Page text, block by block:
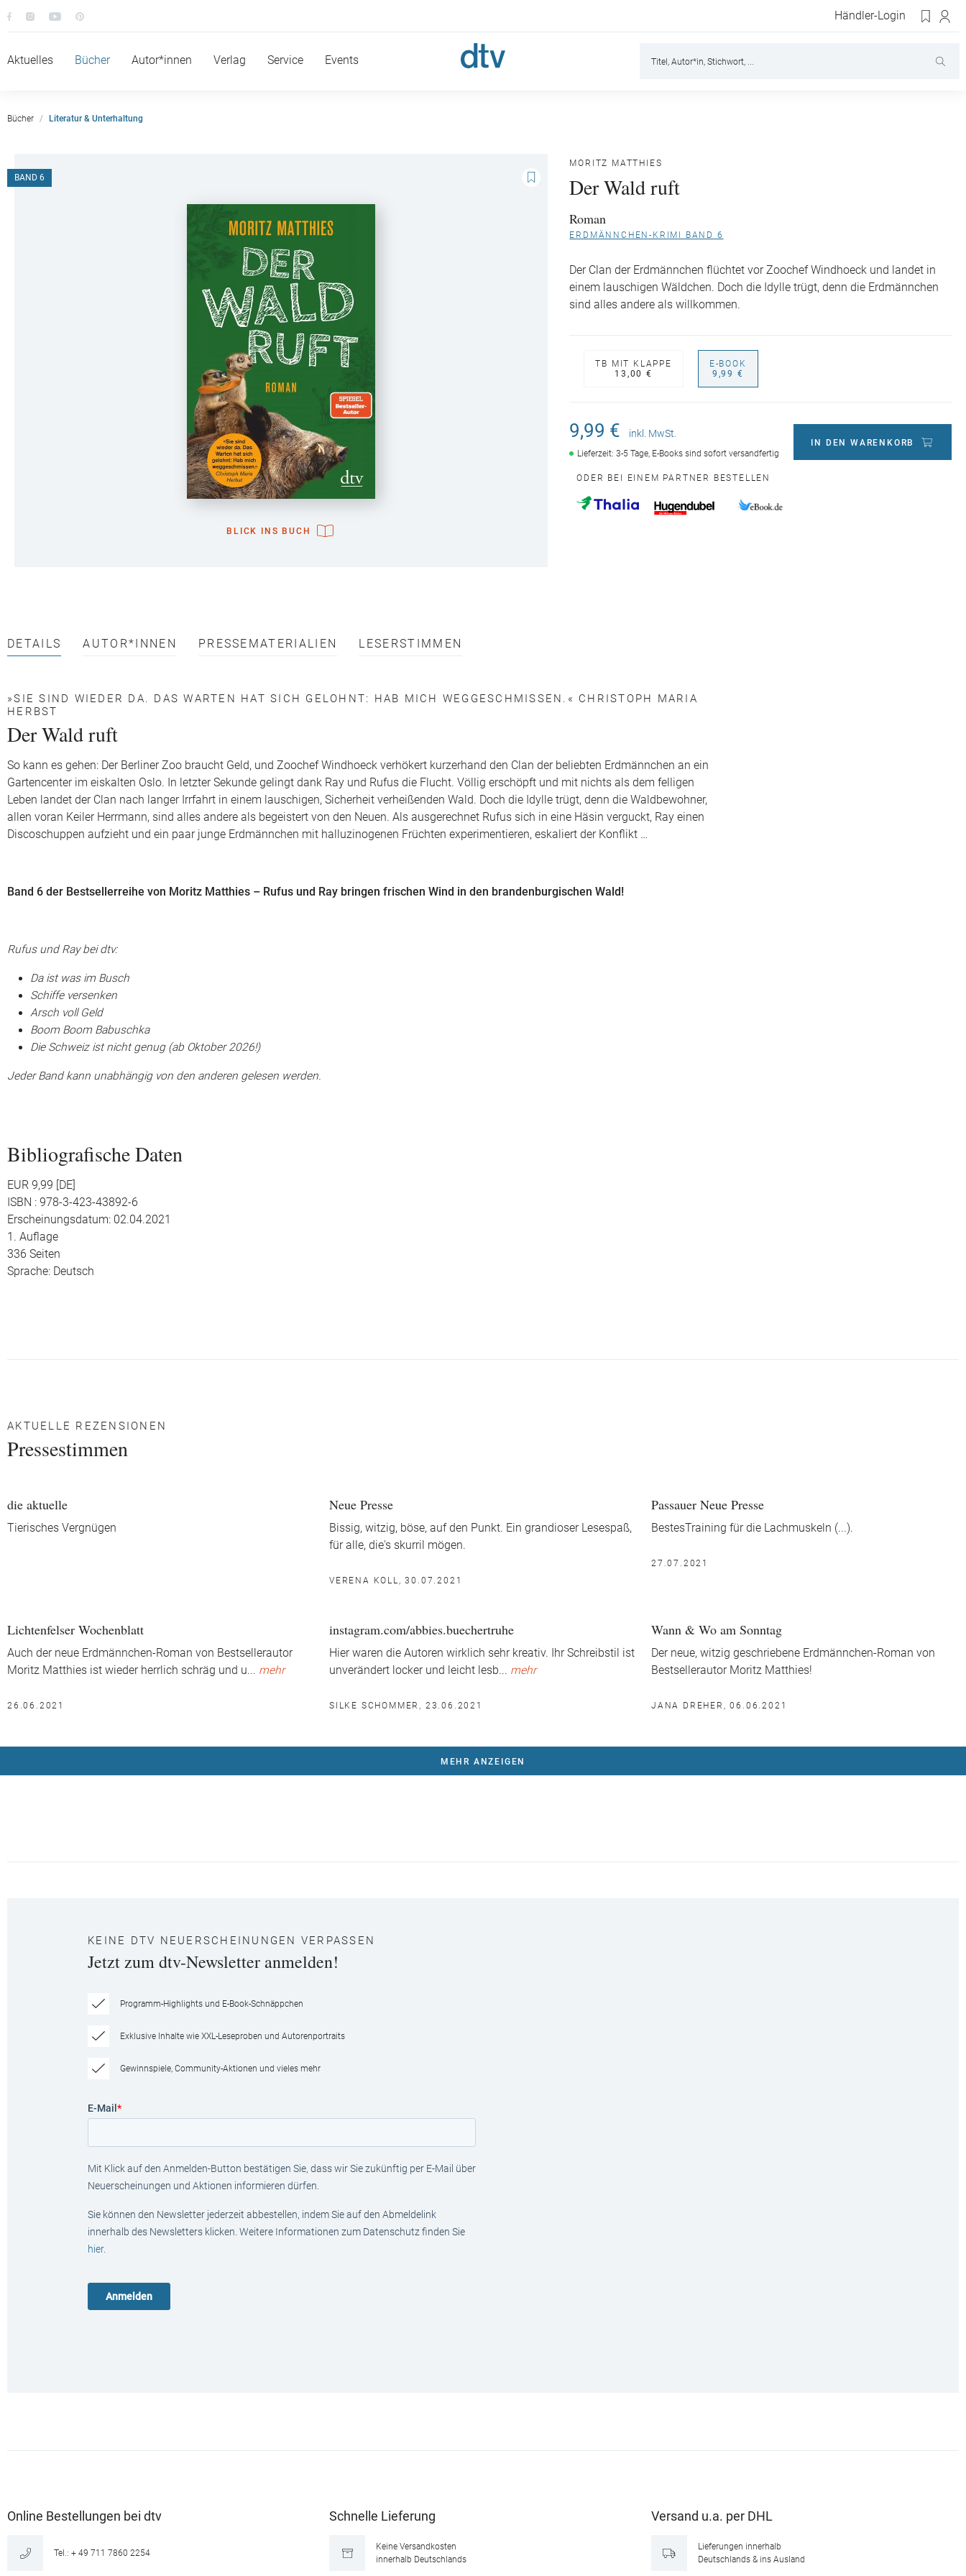
Händler-Login
Aktuelles Bücher Autor*innen Verlag Service Events
Bücher Literatur & Unterhaltung
BLICK INS BUCH
BAND 6
MORITZ MATTHIES
Der Wald ruft
Roman
ERDMÄNNCHEN-KRIMI BAND 6
Der Clan der Erdmännchen flüchtet vor Zoochef Windhoeck und landet in
einem lauschigen Wäldchen. Doch die Idylle trügt, denn die Erdmännchen
sind alles andere als willkommen.
TB MIT KLAPPE
13,00 €
E-BOOK
9,99 €
9,99 € inkl. MwSt.
Lieferzeit: 3-5 Tage, E-Books sind sofort versandfertig
IN DEN WARENKORB
ODER BEI EINEM PARTNER BESTELLEN
DETAILS AUTOR*INNEN PRESSEMATERIALIEN LESERSTIMMEN
»SIE SIND WIEDER DA. DAS WARTEN HAT SICH GELOHNT: HAB MICH WEGGESCHMISSEN.« CHRISTOPH MARIA
HERBST
Der Wald ruft
So kann es gehen: Der Berliner Zoo braucht Geld, und Zoochef Windhoeck verhökert kurzerhand den Clan der beliebten Erdmännchen an ein
Gartencenter im eiskalten Oslo. In letzter Sekunde gelingt dank Ray und Rufus die Flucht. Völlig erschöpft und mit nichts als dem felligen
Leben landet der Clan nach langer Irrfahrt in einem lauschigen, Sicherheit verheißenden Wald. Doch die Idylle trügt, denn die Waldbewohner,
allen voran Keiler Herrmann, sind alles andere als begeistert von den Neuen. Als ausgerechnet Rufus sich in eine Häsin verguckt, Ray einen
Discoschuppen aufzieht und ein paar junge Erdmännchen mit halluzinogenen Früchten experimentieren, eskaliert der Konflikt …
Band 6 der Bestsellerreihe von Moritz Matthies – Rufus und Ray bringen frischen Wind in den brandenburgischen Wald!
Rufus und Ray bei dtv:
Da ist was im Busch
Schiffe versenken
Arsch voll Geld
Boom Boom Babuschka
Die Schweiz ist nicht genug (ab Oktober 2026!)
Jeder Band kann unabhängig von den anderen gelesen werden.
Bibliografische Daten
EUR 9,99 [DE]
ISBN : 978-3-423-43892-6
Erscheinungsdatum: 02.04.2021
1. Auflage
336 Seiten
Sprache: Deutsch
AKTUELLE REZENSIONEN
Pressestimmen
die aktuelle
Tierisches Vergnügen
Neue Presse
Bissig, witzig, böse, auf den Punkt. Ein grandioser Lesespaß,
für alle, die's skurril mögen.
VERENA KOLL, 30.07.2021
Passauer Neue Presse
BestesTraining für die Lachmuskeln (...).
27.07.2021
Lichtenfelser Wochenblatt
Auch der neue Erdmännchen-Roman von Bestsellerautor
Moritz Matthies ist wieder herrlich schräg und u... mehr
26.06.2021
instagram.com/abbies.buechertruhe
Hier waren die Autoren wirklich sehr kreativ. Ihr Schreibstil ist
unverändert locker und leicht lesb... mehr
SILKE SCHOMMER, 23.06.2021
Wann & Wo am Sonntag
Der neue, witzig geschriebene Erdmännchen-Roman von
Bestsellerautor Moritz Matthies!
JANA DREHER, 06.06.2021
MEHR ANZEIGEN
KEINE DTV NEUERSCHEINUNGEN VERPASSEN
Jetzt zum dtv-Newsletter anmelden!
Programm-Highlights und E-Book-Schnäppchen
Exklusive Inhalte wie XXL-Leseproben und Autorenportraits
Gewinnspiele, Community-Aktionen und vieles mehr
E-Mail *
Mit Klick auf den Anmelden-Button bestätigen Sie, dass wir Sie zukünftig per E-Mail über
Neuerscheinungen und Aktionen informieren dürfen.
Sie können den Newsletter jederzeit abbestellen, indem Sie auf den Abmeldelink
innerhalb des Newsletters klicken. Weitere Informationen zum Datenschutz finden Sie
hier.
Online Bestellungen bei dtv
Tel.: + 49 711 7860 2254
Schnelle Lieferung
Keine Versandkosten
innerhalb Deutschlands
Versand u.a. per DHL
Lieferungen innerhalb
Deutschlands & ins Ausland